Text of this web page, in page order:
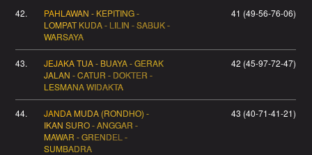
42.
PAHLAWAN - KEPITING -
LOMPAT KUDA - LILIN - SABUK -
WARSAYA
41 (49-56-76-06)
43.
JEJAKA TUA - BUAYA - GERAK
JALAN - CATUR - DOKTER -
LESMANA WIDAKTA
42 (45-97-72-47)
44.
JANDA MUDA (RONDHO) -
IKAN SURO - ANGGAR -
MAWAR - GRENDEL -
SUMBADRA
43 (40-71-41-21)